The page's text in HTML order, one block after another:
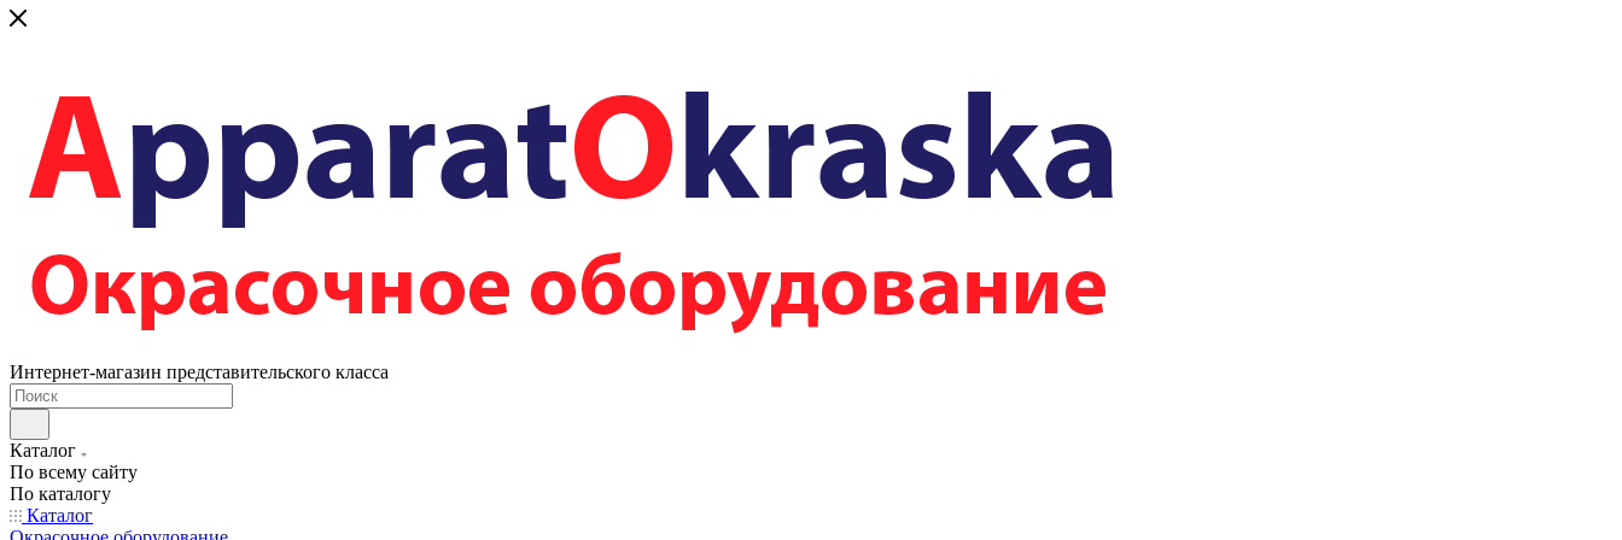
Интернет-магазин представительского класса
Каталог
По всему сайту
По каталогу
Каталог